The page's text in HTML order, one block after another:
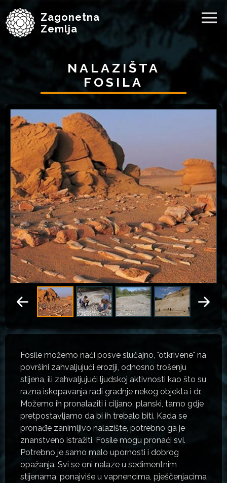
Zagonetna
Zemlja
NALAZIŠTA
FOSILA
Fosile možemo naći posve slučajno, "otkrivene" na
površini zahvaljujući eroziji, odnosno trošenju
stijena, ili zahvaljujući ljudskoj aktivnosti kao što su
razna iskopavanja radi gradnje nekog objekta i dr.
Možemo ih pronalaziti i ciljano, planski, tamo gdje
pretpostavljamo da bi ih trebalo biti. Kada se
pronađe zanimljivo nalazište, potrebno ga je
znanstveno istražiti. Fosile mogu pronaći svi.
Potrebno je samo malo upornosti i dobrog
opažanja. Svi se oni nalaze u sedimentnim
stijenama, ponajviše u vapnencima, pješčenjacima